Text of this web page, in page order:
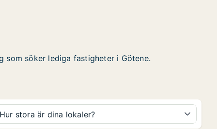
som söker lediga fastigheter i Götene.
Hur stora är dina lokaler?